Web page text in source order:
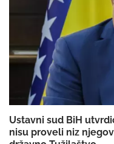
Ustavni sud BiH
nisu proveli niz